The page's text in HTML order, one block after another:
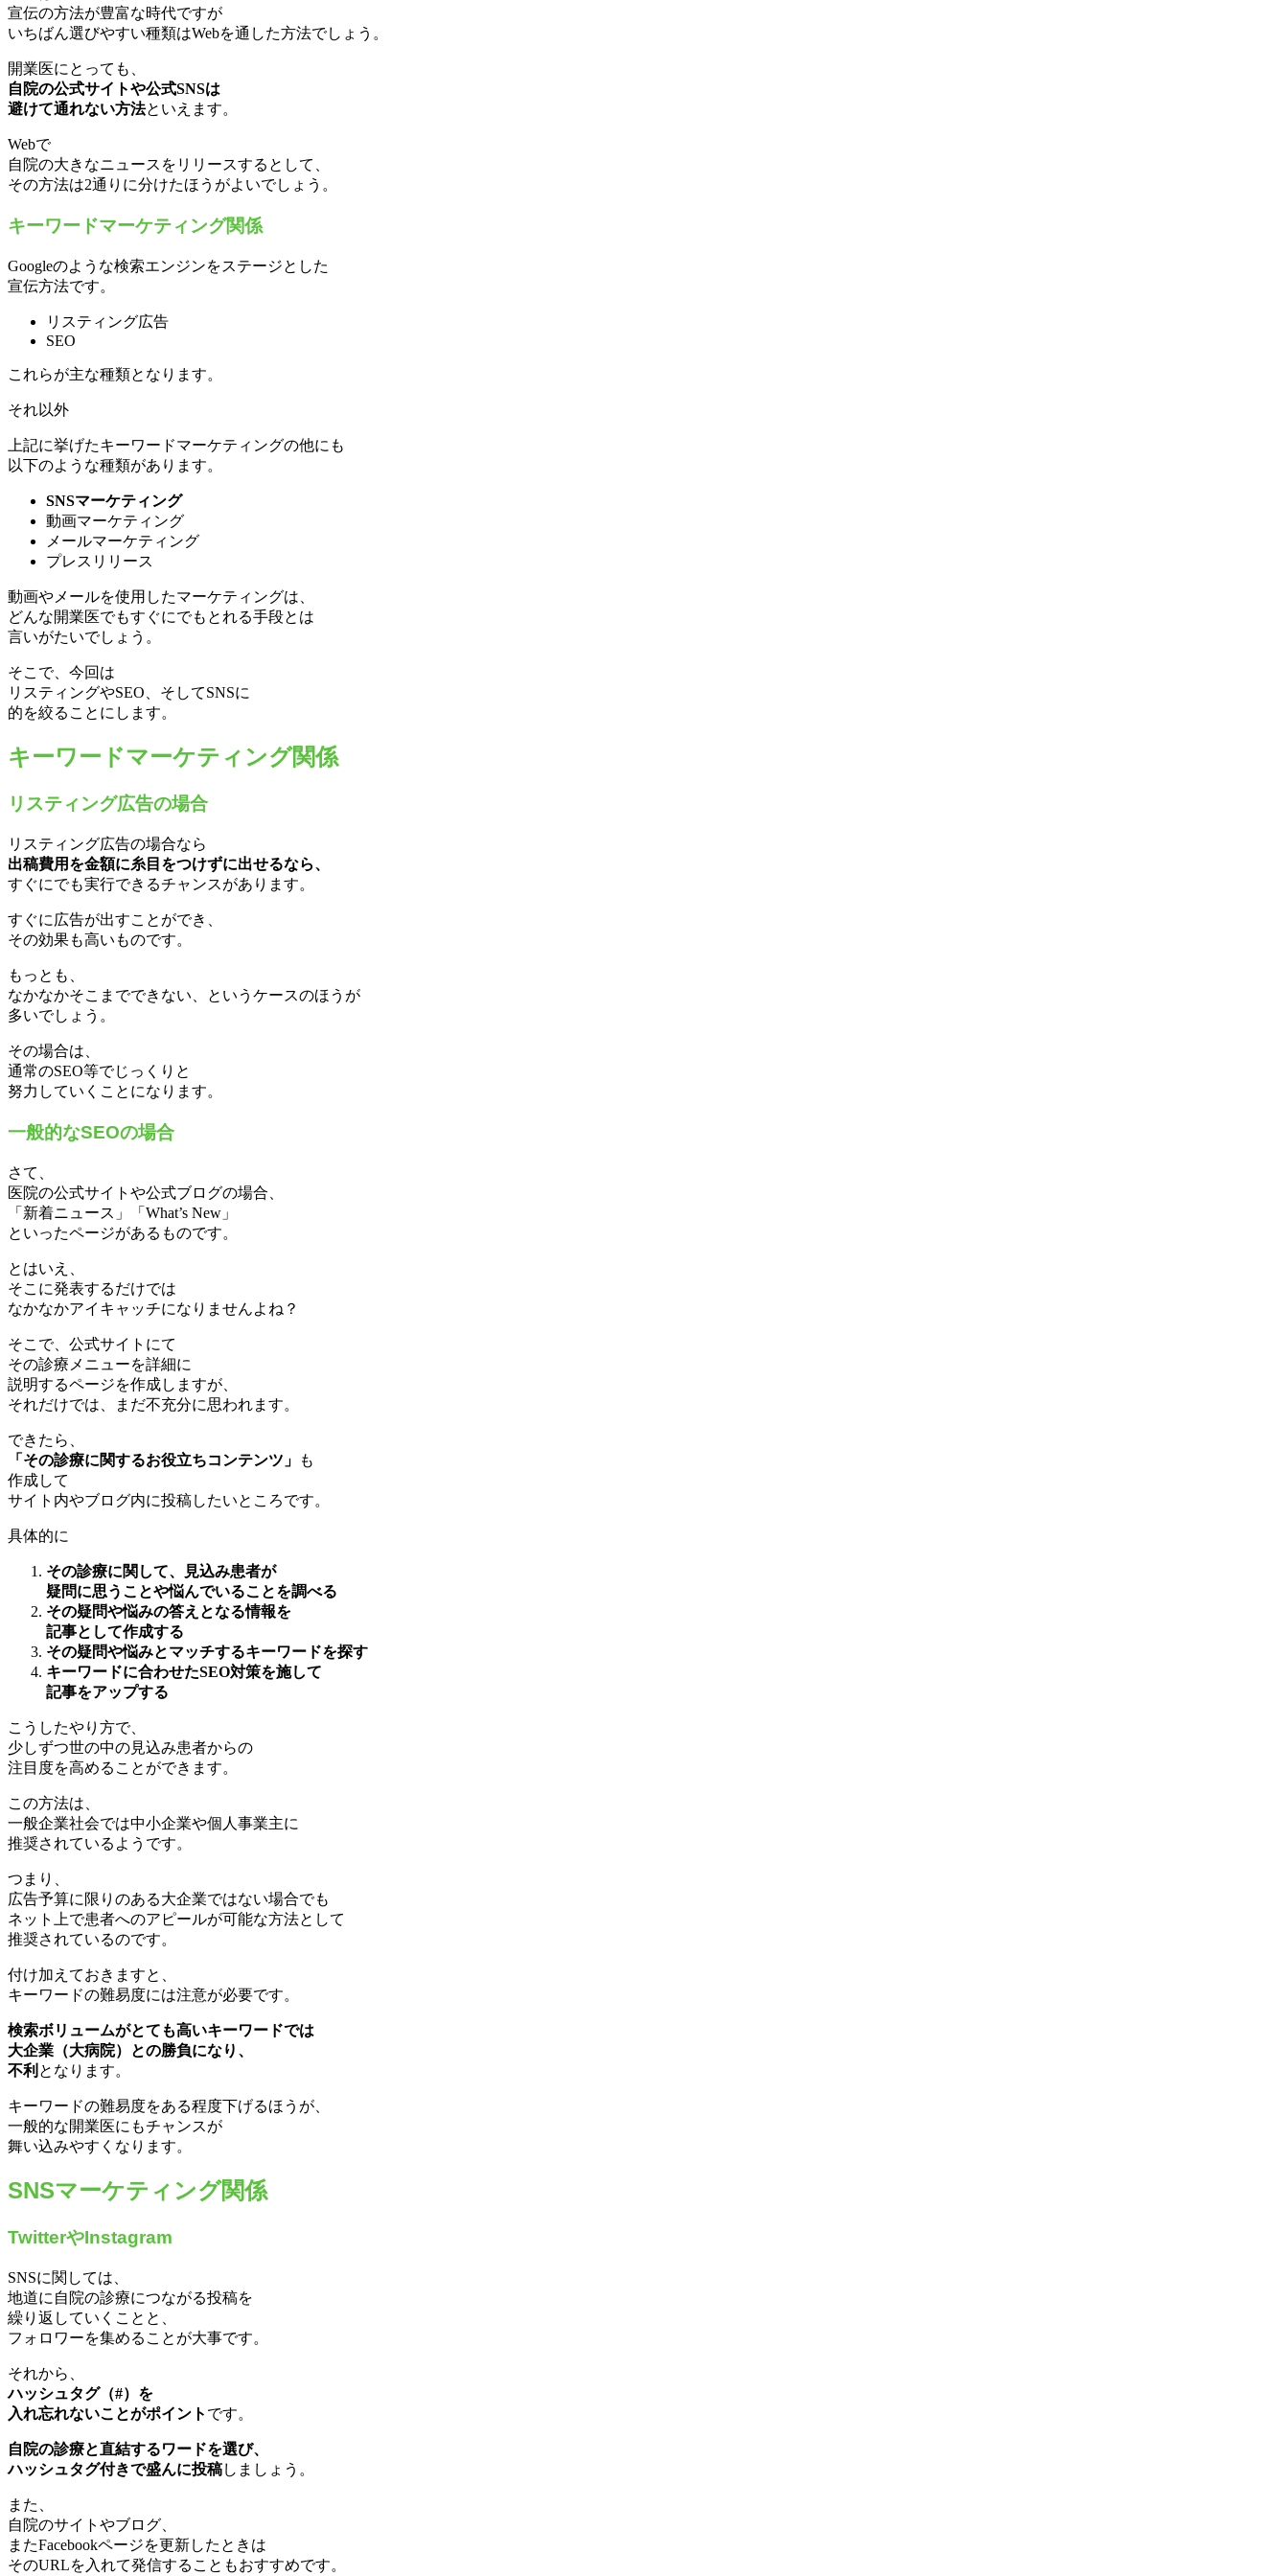
宣伝の方法が豊富な時代ですが
いちばん選びやすい種類はWebを通した方法でしょう。
開業医にとっても、
自院の公式サイトや公式SNSは
避けて通れない方法といえます。
Webで
自院の大きなニュースをリリースするとして、
その方法は2通りに分けたほうがよいでしょう。
キーワードマーケティング関係
Googleのような検索エンジンをステージとした
宣伝方法です。
リスティング広告
SEO
これらが主な種類となります。
それ以外
上記に挙げたキーワードマーケティングの他にも
以下のような種類があります。
SNSマーケティング
動画マーケティング
メールマーケティング
プレスリリース
動画やメールを使用したマーケティングは、
どんな開業医でもすぐにでもとれる手段とは
言いがたいでしょう。
そこで、今回は
リスティングやSEO、そしてSNSに
的を絞ることにします。
キーワードマーケティング関係
リスティング広告の場合
リスティング広告の場合なら
出稿費用を金額に糸目をつけずに出せるなら、
すぐにでも実行できるチャンスがあります。
すぐに広告が出すことができ、
その効果も高いものです。
もっとも、
なかなかそこまでできない、というケースのほうが
多いでしょう。
その場合は、
通常のSEO等でじっくりと
努力していくことになります。
一般的なSEOの場合
さて、
医院の公式サイトや公式ブログの場合、
「新着ニュース」「What’s New」
といったページがあるものです。
とはいえ、
そこに発表するだけでは
なかなかアイキャッチになりませんよね？
そこで、公式サイトにて
その診療メニューを詳細に
説明するページを作成しますが、
それだけでは、まだ不充分に思われます。
できたら、
「その診療に関するお役立ちコンテンツ」
も
作成して
サイト内やブログ内に投稿したいところです。
具体的に
その診療に関して、見込み患者が
疑問に思うことや悩んでいることを調べる
その疑問や悩みの答えとなる情報を
記事として作成する
その疑問や悩みとマッチするキーワードを探す
キーワードに合わせたSEO対策を施して
記事をアップする
こうしたやり方で、
少しずつ世の中の見込み患者からの
注目度を高めることができます。
この方法は、
一般企業社会では中小企業や個人事業主に
推奨されているようです。
つまり、
広告予算に限りのある大企業ではない場合でも
ネット上で患者へのアピールが可能な方法として
推奨されているのです。
付け加えておきますと、
キーワードの難易度には注意が必要です。
検索ボリュームがとても高いキーワードでは
大企業（大病院）との勝負になり、
不利 となります。
キーワードの難易度をある程度下げるほうが、
一般的な開業医にもチャンスが
舞い込みやすくなります。
SNSマーケティング関係
TwitterやInstagram
SNSに関しては、
地道に自院の診療につながる投稿を
繰り返していくことと、
フォロワーを集めることが大事です。
それから、
ハッシュタグ（#）を
入れ忘れないことがポイント です。
自院の診療と直結するワードを選び、
ハッシュタグ付きで盛んに投稿しましょう。
また、
自院のサイトやブログ、
またFacebookページを更新したときは
そのURLを入れて発信することもおすすめです。